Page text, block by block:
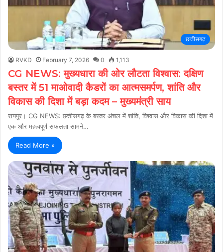
छत्तीसगढ़
RVKD February 7, 2026 0 1,113
CG NEWS: मुख्यधारा की ओर लौटता विश्वास: दक्षिण
बस्तर में 51 माओवादी कैडरों का आत्मसमर्पण, शांति और
विकास की दिशा में बड़ा कदम – मुख्यमंत्री साय
रायपुर। CG NEWS: छत्तीसगढ़ के बस्तर अंचल में शांति, विश्वास और विकास की दिशा में
एक और महत्वपूर्ण सफलता सामने…
Read More »